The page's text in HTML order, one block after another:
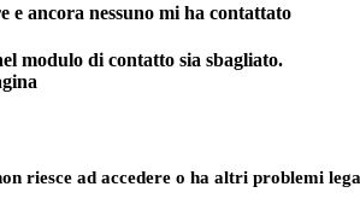
e ancora nessuno mi ha contattato
modulo di contatto sia sbagliato.
riesce ad accedere o ha altri problemi